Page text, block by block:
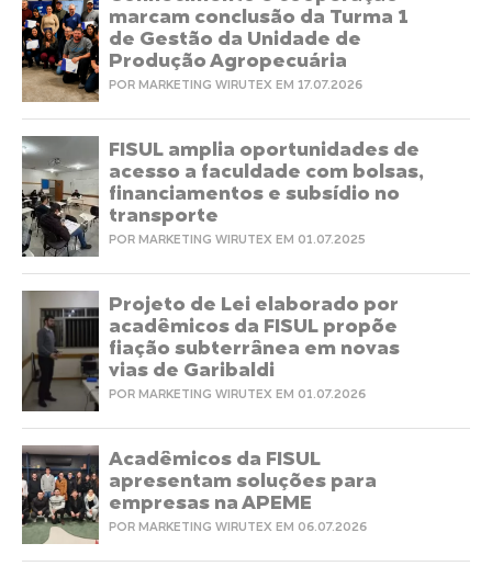
marcam conclusão da Turma 1
de Gestão da Unidade de
Produção Agropecuária
POR MARKETING WIRUTEX EM 17.07.2026
FISUL amplia oportunidades de
acesso a faculdade com bolsas,
financiamentos e subsídio no
transporte
POR MARKETING WIRUTEX EM 01.07.2025
Projeto de Lei elaborado por
acadêmicos da FISUL propõe
fiação subterrânea em novas
vias de Garibaldi
POR MARKETING WIRUTEX EM 01.07.2026
Acadêmicos da FISUL
apresentam soluções para
empresas na APEME
POR MARKETING WIRUTEX EM 06.07.2026